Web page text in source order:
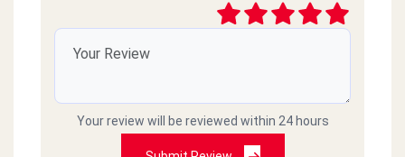
Your review will be reviewed within 24 hours